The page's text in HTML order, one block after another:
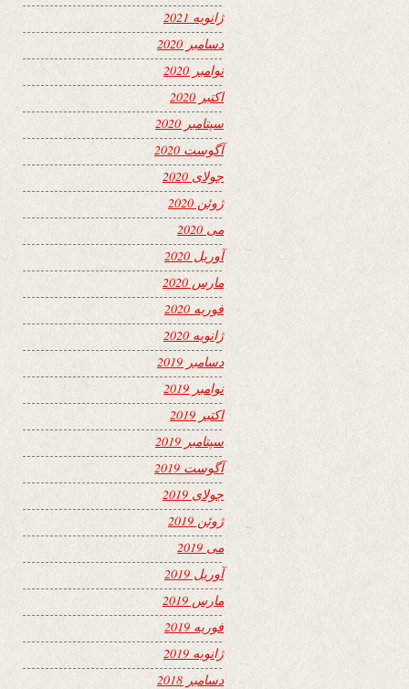
ژانویه 2021
دسامبر 2020
نوامبر 2020
اکتبر 2020
سپتامبر 2020
آگوست 2020
جولای 2020
ژوئن 2020
می 2020
آوریل 2020
مارس 2020
فوریه 2020
ژانویه 2020
دسامبر 2019
نوامبر 2019
اکتبر 2019
سپتامبر 2019
آگوست 2019
جولای 2019
ژوئن 2019
می 2019
آوریل 2019
مارس 2019
فوریه 2019
ژانویه 2019
دسامبر 2018